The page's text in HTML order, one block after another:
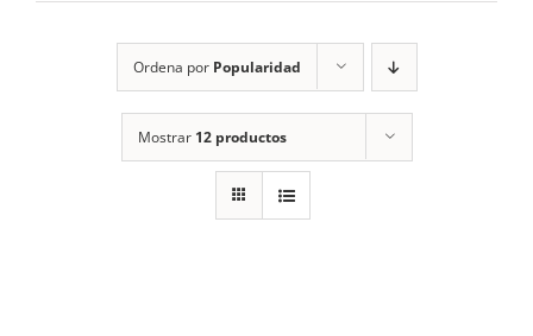
Ordena por Popularidad
Mostrar 12 productos